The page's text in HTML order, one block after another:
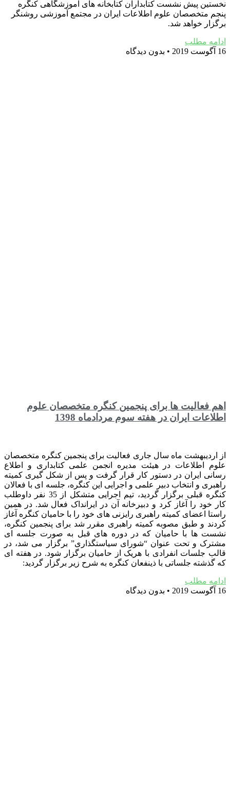
نخستین پیش نشست کتابداران کتابخانه های آموزشگاهی کنگره
پنجم متخصصان علوم اطلاعات ایران در مجتمع آموزشی روشنگر
برگزار خواهد شد.
ادامه مطلب
16 آگوست 2019
بدون دیدگاه
اهم فعالیت ها برای پنجمین کنگره متخصصان علوم
اطلاعات ایران در هفته سوم مردادماه 1398
از اردیبهشت ماه سال جاری فعالیت برای پنجمین کنگره متخصصان
علوم اطلاعات در هیئت مدیره انجمن علمی کتابداری و اطلاع
رسانی ایران در دستور کار قرار گرفت و پس از شکل گیری کمیته
راهبری و انتخاب دبیر علمی و اجرایی این کنگره، جلسه ای با فعالان
کنگره قبلی برگزار گردید، تیم اجرایی متشکل از 35 نفر داوطلب
کار خود را آغاز کرد و دبیرخانه آن در ایرانداک فعال شد. در همین
راستا اعضای کمیته راهبری رایزنی های خود را با حامیان کنگره آغاز
کردند و طبق مصوبه کمیته راهبری مقرر شد برای پنجمین کنگره،
نشست ها با حامیان که در دوره های قبل به صورت جلسه ای
مشترک و تحت عنوان “شورای سیاستگذاری” برگزار می شد، در
قالب جلسات انفرادی با هریک از حامیان برگزار شود. در هفته ای
که گذشته جلساتی با ذینفعان کنگره به شرح زیر برگزار گردید:
ادامه مطلب
16 آگوست 2019
بدون دیدگاه